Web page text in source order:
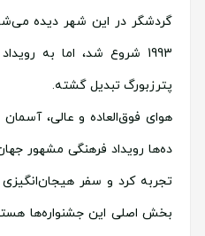
گردشگر در این شهر دیده
1993 شروع شد، اما به
پترزبورگ تبدیل گشته.
هوای فوق‌العاده و عالی،
ده‌ها رویداد فرهنگی مشهور
تجربه کرد و سفر
بخش اصلی این جشنواره‌ها